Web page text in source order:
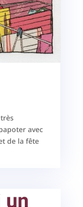
avec
de la fête